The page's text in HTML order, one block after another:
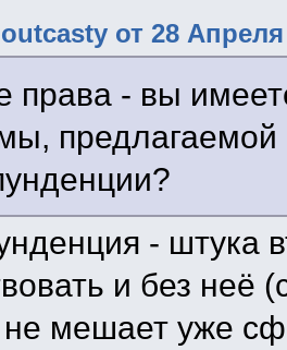
от 28 Апреля
права - вы
- штука
и без неё
не мешает уже